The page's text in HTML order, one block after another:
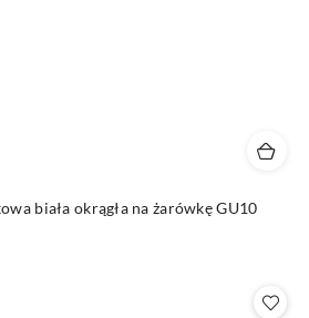
biała okrągła na żarówkę GU10